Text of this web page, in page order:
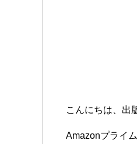
こんにちは、出
Amazonプライ